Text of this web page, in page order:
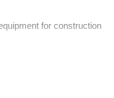
for construction